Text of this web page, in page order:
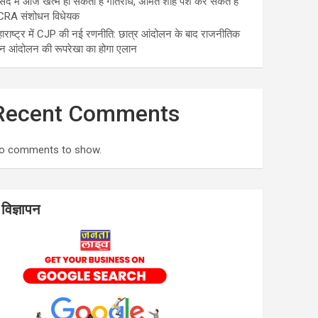
संशोधन विधेयक
में CJP की नई रणनीति: छात्र आंदोलन के बाद राजनीतिक
आंदोलन की रूपरेखा का होगा एलान
Comments
comments to show.
विज्ञापन